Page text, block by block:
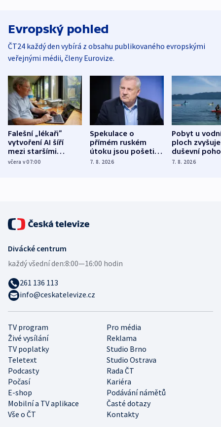
Evropský pohled
ČT24 každý den vybírá z obsahu publikovaného evropskými
veřejnými médii, členy Eurovize.
Falešní „lékaři“
vytvoření AI šíří
mezi staršími
Poláky nebezpečné
včera v 07:00
Spekulace o
přímém ruském
útoku jsou pošetilé,
míní estonský
7. 8. 2026
Pobyt u
ploch zvyšuje
duševní
ukázala
7. 8. 2026
TV program
Pro média
Živé vysílání
Reklama
TV poplatky
Studio Brno
Teletext
Studio Ostrava
Podcasty
Rada ČT
Počasí
Kariéra
E-shop
Podávání námětů
Mobilní a TV aplikace
Časté dotazy
Vše o ČT
Kontakty
Divácké centrum
každý všední den:8:00—16:00 hodin
261 136 113
info@ceskatelevize.cz